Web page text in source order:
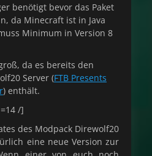
benötigt bevor das Paket
da Minecraft ist in Java
Minimum in Version 8
da es bereits den
Server (FTB Presents
) enthält.
/]
des Modpack Direwolf20
eine neue Version zur